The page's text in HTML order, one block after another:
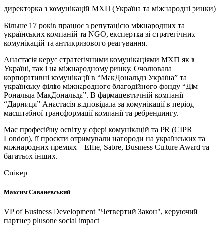
директорка з комунікацій МХП (Україна та міжнародні ринки)
Більше 17 років працює з репутацією міжнародних та
українських компаній та NGO, експертка зі стратегічних
комунікацій та антикризового реагування.
Анастасія керує стратегічними комунікаціями МХП як в
Україні, так і на міжнародному ринку. Очолювала
корпоративні комунікації в “МакДональдз Україна” та
українську філію міжнародного благодійного фонду “Дім
Рональда МакДональда”. В фармацевтичній компанії
“Дарниця” Анастасія відповідала за комунікації в період
масштабної трансформації компанії та ребрендингу.
Має професійну освіту у сфері комунікацій та PR (CIPR,
London), її проєкти отримували нагороди на українських та
міжнародних преміях – Effie, Sabre, Business Culture Award та
багатьох інших.
Спікер
Максим Саваневський
VP of Business Development "Четвертий Закон", керуючий
партнер plusone social impact